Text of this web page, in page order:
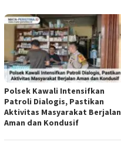
Polsek Kawali Intensifkan
Patroli Dialogis, Pastikan
Aktivitas Masyarakat Berjalan
Aman dan Kondusif